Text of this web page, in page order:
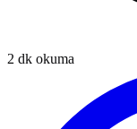
2 dk okuma